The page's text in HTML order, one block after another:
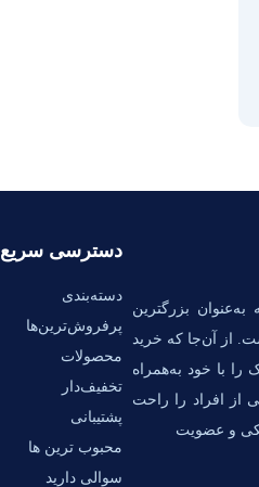
بزرگترین
از آن‌جا که خرید
را با خود به‌همراه
از افراد را راحت
و عضویت
دسترسی سریع
دسته‌بندی
پرفروش‌ترین‌ها
محصولات
تخفیف‌دار
پشتیبانی
محبوب ترین ها
سوالی دارید